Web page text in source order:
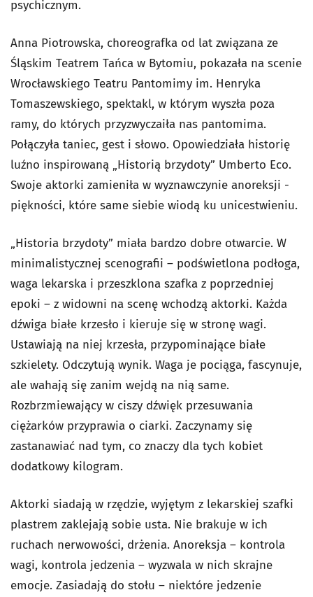
psychicznym.
Anna Piotrowska, choreografka od lat związana ze
Śląskim Teatrem Tańca w Bytomiu, pokazała na scenie
Wrocławskiego Teatru Pantomimy im. Henryka
Tomaszewskiego, spektakl, w którym wyszła poza
ramy, do których przyzwyczaiła nas pantomima.
Połączyła taniec, gest i słowo. Opowiedziała historię
luźno inspirowaną „Historią brzydoty” Umberto Eco.
Swoje aktorki zamieniła w wyznawczynie anoreksji -
piękności, które same siebie wiodą ku unicestwieniu.
„Historia brzydoty” miała bardzo dobre otwarcie. W
minimalistycznej scenografii – podświetlona podłoga,
waga lekarska i przeszklona szafka z poprzedniej
epoki – z widowni na scenę wchodzą aktorki. Każda
dźwiga białe krzesło i kieruje się w stronę wagi.
Ustawiają na niej krzesła, przypominające białe
szkielety. Odczytują wynik. Waga je pociąga, fascynuje,
ale wahają się zanim wejdą na nią same.
Rozbrzmiewający w ciszy dźwięk przesuwania
ciężarków przyprawia o ciarki. Zaczynamy się
zastanawiać nad tym, co znaczy dla tych kobiet
dodatkowy kilogram.
Aktorki siadają w rzędzie, wyjętym z lekarskiej szafki
plastrem zaklejają sobie usta. Nie brakuje w ich
ruchach nerwowości, drżenia. Anoreksja – kontrola
wagi, kontrola jedzenia – wyzwala w nich skrajne
emocje. Zasiadają do stołu – niektóre jedzenie